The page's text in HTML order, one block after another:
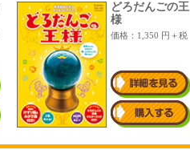
どろだんごの王
様
価格：1,350 円＋税